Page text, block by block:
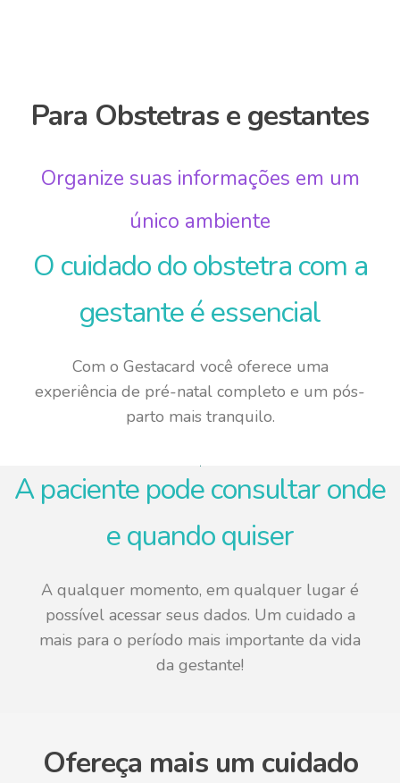
Para Obstetras e gestantes
Organize suas informações em um
único ambiente
O cuidado do obstetra com a
gestante é essencial
Com o Gestacard você oferece uma
experiência de pré-natal completo e um pós-
parto mais tranquilo.
A paciente pode consultar onde
e quando quiser
A qualquer momento, em qualquer lugar é
possível acessar seus dados. Um cuidado a
mais para o período mais importante da vida
da gestante!
Ofereça mais um cuidado